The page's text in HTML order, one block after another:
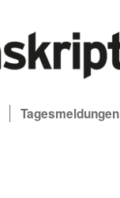
Tagesmeldungen